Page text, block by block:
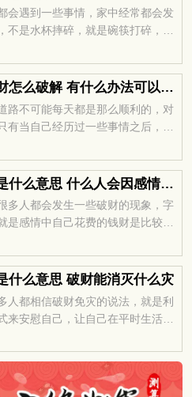
会遇到一些事情，家中经常都会发
不是水杯摔碎，就是碗筷打碎，而
段时间之内，这类现象被人称作是
么如果家中总是会出现破财现象，
的呢？怎么解决就是最好的办法 最近总破财怎么破解 有什么办法可以化解破财
不可能每天都是那么顺利的，对
有当自己经历过一些事情之后，才
过来，才会知道适合自己的什么是
如果自己最近总是会遇到破财的问
样化解这类型情况出现呢？
感情破财是什么意思 什么人会因感情破财
人都会发生一些破财的现象，字
是感情中自己花费的钱财是比较多
后会被对方甩掉的，对方会和你提
具体的感情中破财是什么意思的
的感情会破财呢？
什么意思 破财能消灭什么灾
人都相信破财免灾的说法，就是利
来安慰自己，让自己在平时生活中
，可能就是因为丢失了一些财物而
次劫难，所以很多人都相信的。一
破财免灾具体是什么意思吧！